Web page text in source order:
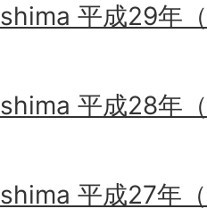
平成29年
平成28年
平成27年